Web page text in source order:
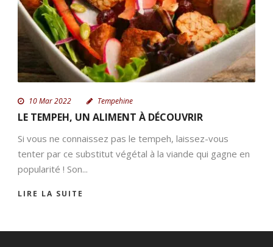
FR
10 Mar 2022 Tempehine
LE TEMPEH, UN ALIMENT À DÉCOUVRIR
Si vous ne connaissez pas le tempeh, laissez-vous
tenter par ce substitut végétal à la viande qui gagne en
popularité ! Son...
LIRE LA SUITE